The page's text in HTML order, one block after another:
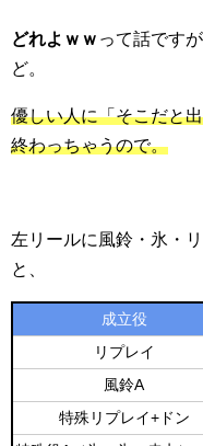
どれよｗｗ って話です
ど。
優しい人に「そこだと
終わっちゃうので。
左リールに風鈴・氷・
と、
成立役
リプレイ
風鈴A
特殊リプレイ+ドン